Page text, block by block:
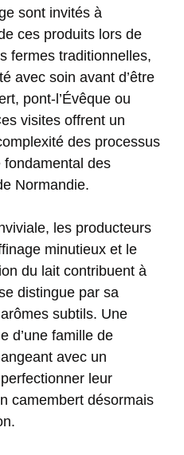
sont invités à
ces produits lors de
fermes traditionnelles,
avec soin avant d’être
pont-l’Évêque ou
visites offrent un
des processus
des
Normandie.
les producteurs
minutieux et le
du lait contribuent à
distingue par sa
subtils. Une
d’une famille de
avec un
leur
camembert désormais